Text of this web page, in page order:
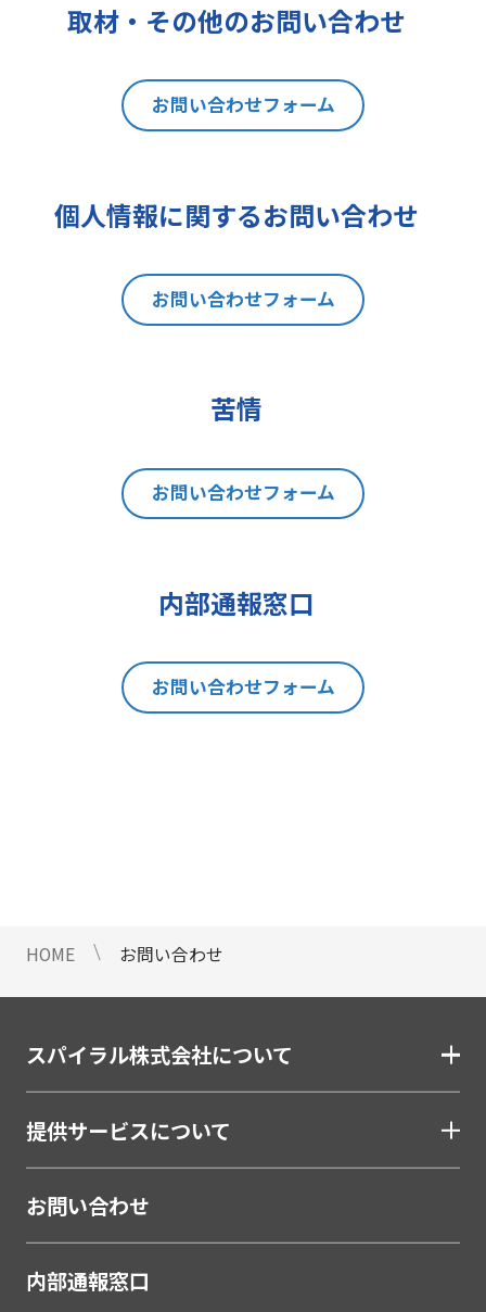
は、後述の消費者相談・苦情窓口に
本手続きにあたり、貴方がご本人で
あることを確認させて頂きますこと
をご了承下さい。
ご提出頂く個人情報について、開示
利を有します。
(1)取扱いの制限を要求する権利
(4)同意を撤回する権利
(5)GDPRの監督機関に不服を申し立
8 個人情報提出の任意性及び当該
情報を与えなかった場合に本人に生
にあたり、貴方の同意を得た場合に
す。但し、貴方の同意が頂けない場
合は、お問い合わせの回答、当社の
製品・サービスのご案内や当社が独
当社は、ご提出頂く個人情報につい
定を行いません。
10 当社Web サイトでのクッキー
（Cookie）の使用について
お客様がブラウザの設定でクッキー
の送受信を許可している場合、当社
Webサイトでクッキーまたは同種の
技術（Webビーコンなど）を使用し
て、お客様による当社Webサイトの
利用状況等のデータ（以下、「閲覧
取材・その他のお問い合わせ
お問い合わせフォーム
個人情報に関するお問い合わせ
お問い合わせフォーム
苦情
お問い合わせフォーム
内部通報窓口
お問い合わせフォーム
HOME お問い合わせ
スパイラル株式会社について
提供サービスについて
お問い合わせ
内部通報窓口